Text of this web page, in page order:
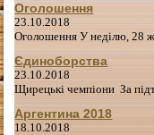
Оголошення
23.10.2018
Оголошення У неділю, 28
Єдиноборства
23.10.2018
Щирецькі чемпіони За
Аргентина 2018
18.10.2018